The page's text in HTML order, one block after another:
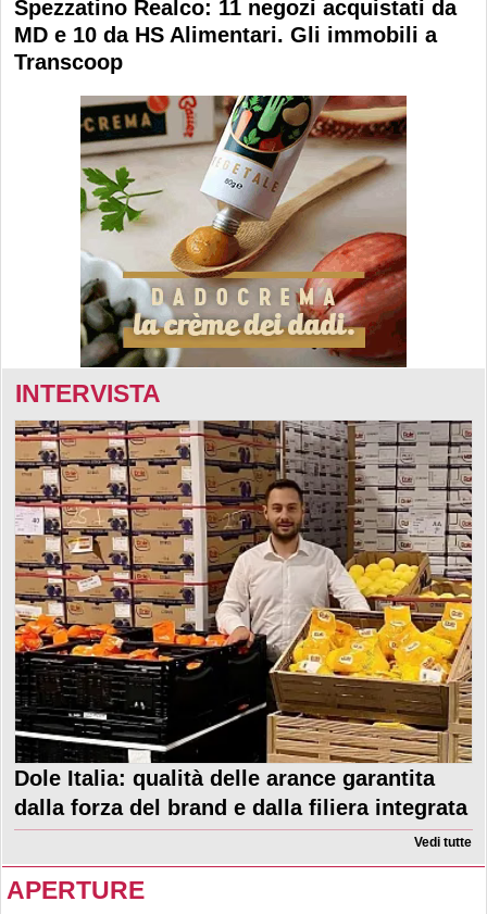
Spezzatino Realco: 11 negozi acquistati da
MD e 10 da HS Alimentari. Gli immobili a
Transcoop
INTERVISTA
Dole Italia: qualità delle arance garantita
dalla forza del brand e dalla filiera integrata
Vedi tutte
APERTURE